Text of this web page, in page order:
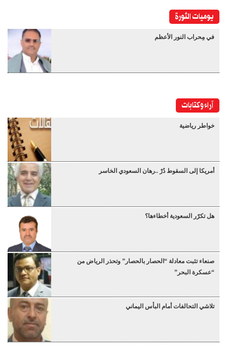
يوميات الثورة
في مِحراب النور الأعظم
آراء وكتابات
خواطر رياضية
أمريكا إلى السقوط دُرْ ..رهان السعودي الخاسر
هل تكرّر السعودية أخطاءها؟
صنعاء تثبت معادلة “الحصار بالحصار” وتحذر الرياض من
“عسكرة البحر”
تلاشي التحالفات أمام البأس اليماني